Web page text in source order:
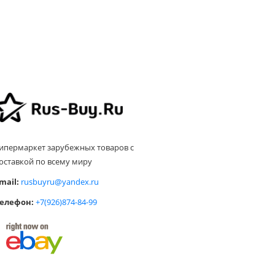
зарубежных товаров с
по всему миру
rusbuyru@yandex.ru
+7(926)874-84-99